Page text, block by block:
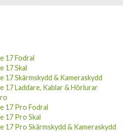
17 Fodral
17 Skal
17 Skärmskydd & Kameraskydd
17 Laddare, Kablar & Hörlurar
17 Pro Fodral
17 Pro Skal
17 Pro Skärmskydd & Kameraskydd
17 Pro Laddare, Kablar & Hörlurar